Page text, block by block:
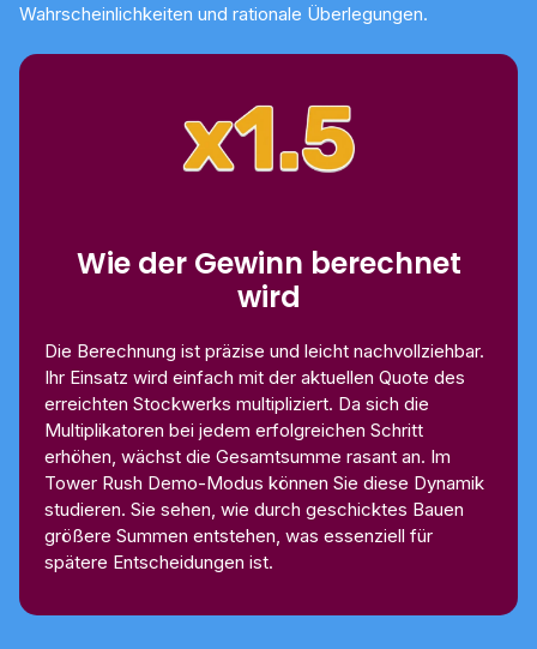
Wahrscheinlichkeiten und rationale Überlegungen.
Wie der Gewinn berechnet
wird
Die Berechnung ist präzise und leicht nachvollziehbar.
Ihr Einsatz wird einfach mit der aktuellen Quote des
erreichten Stockwerks multipliziert. Da sich die
Multiplikatoren bei jedem erfolgreichen Schritt
erhöhen, wächst die Gesamtsumme rasant an. Im
Tower Rush Demo-Modus können Sie diese Dynamik
studieren. Sie sehen, wie durch geschicktes Bauen
größere Summen entstehen, was essenziell für
spätere Entscheidungen ist.